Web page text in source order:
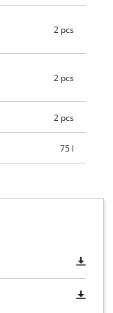
2 pcs
2 pcs
2 pcs
75 l